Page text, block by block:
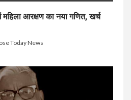
आरक्षण का नया गणित, खर्च
Today News